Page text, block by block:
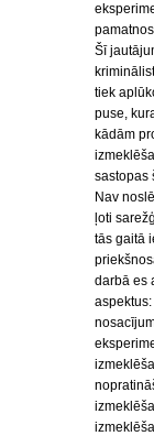
Šī
tiek
puse,
kādām
sastopas
Nav
ļoti
tās gaitā
darbā es